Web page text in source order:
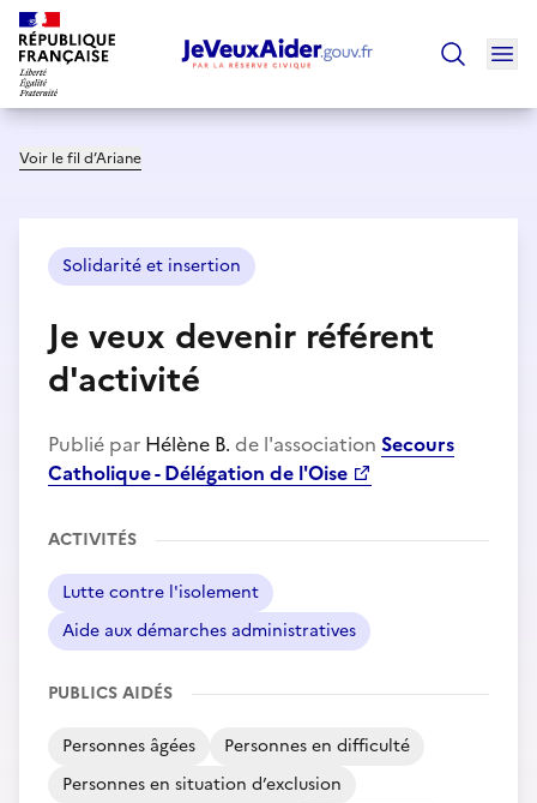
Voir le fil d’Ariane
Solidarité et insertion
Je veux devenir référent
d'activité
Publié par Hélène B. de l'association Secours
Catholique - Délégation de l'Oise
ACTIVITÉS
Lutte contre l'isolement
Aide aux démarches administratives
PUBLICS AIDÉS
Personnes âgées
Personnes en difficulté
Personnes en situation d’exclusion